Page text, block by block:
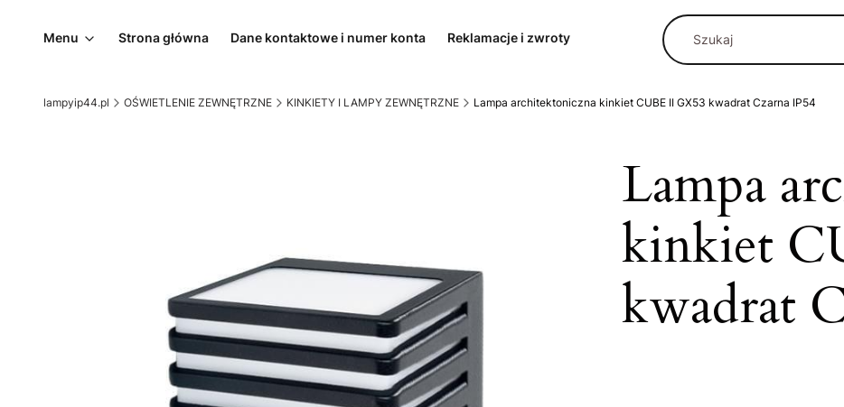
Menu Strona główna Dane kontaktowe i numer konta Reklamacje i zwroty
lampyip44.pl OŚWIETLENIE ZEWNĘTRZNE KINKIETY I LAMPY ZEWNĘTRZNE Lampa architektoniczna kinkiet CUBE II GX53 kwadrat Czarna IP54
Lampa
kinkiet
kwadrat